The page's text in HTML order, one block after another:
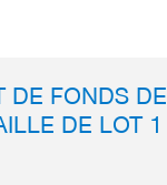
DE FONDS DE
DE LOT 1